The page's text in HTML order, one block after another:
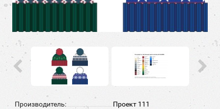
Производитель:
Проект 111